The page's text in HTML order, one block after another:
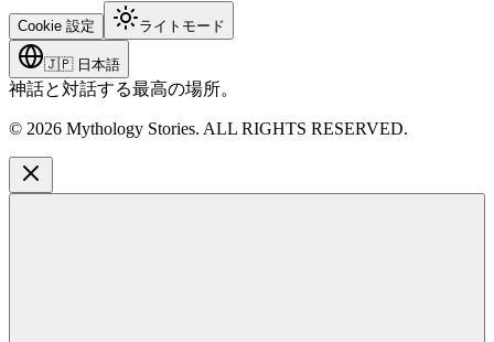
Cookie 設定 ライトモード
🇯🇵 日本語
神話と対話する最高の場所。
© 2026 Mythology Stories. ALL RIGHTS RESERVED.